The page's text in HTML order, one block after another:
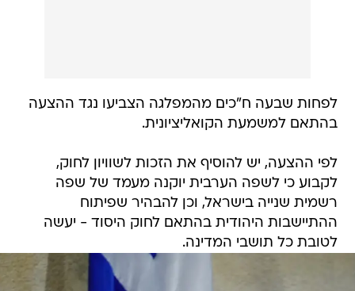
לפחות שבעה ח"כים מהמפלגה הצביעו נגד ההצעה
בהתאם למשמעת הקואליציונית.
לפי ההצעה, יש להוסיף את הזכות לשוויון לחוק,
לקבוע כי לשפה הערבית יוקנה מעמד של שפה
רשמית שנייה בישראל, וכן להבהיר שפיתוח
ההתיישבות היהודית בהתאם לחוק היסוד - יעשה
לטובת כל תושבי המדינה.